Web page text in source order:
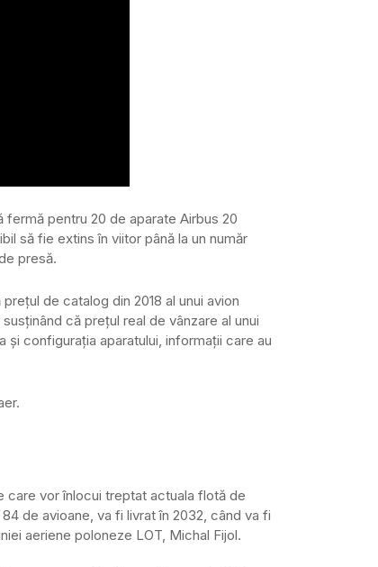
fermă pentru 20 de aparate Airbus 20
să fie extins în viitor până la un număr
presă.
de catalog din 2018 al unui avion
că preţul real de vânzare al unui
configuraţia aparatului, informaţii care au
care vor înlocui treptat actuala flotă de
de avioane, va fi livrat în 2032, când va fi
aeriene poloneze LOT, Michal Fijol.